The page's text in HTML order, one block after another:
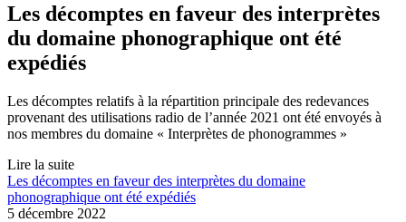
Les décomptes en faveur des interprètes
du domaine phonographique ont été
expédiés
Les décomptes relatifs à la répartition principale des redevances
provenant des utilisations radio de l’année 2021 ont été envoyés à
nos membres du domaine « Interprètes de phonogrammes »
Lire la suite
Les décomptes en faveur des interprètes du domaine
phonographique ont été expédiés
5 décembre 2022